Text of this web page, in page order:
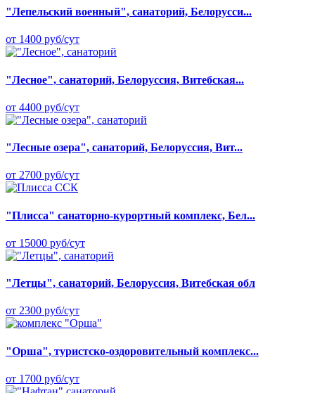
"Лепельский военный", санаторий, Белорусси...
от 1400 руб/сут
"Лесное", санаторий, Белоруссия, Витебская...
от 4400 руб/сут
"Лесные озера", санаторий, Белоруссия, Вит...
от 2700 руб/сут
"Плисса" санаторно-курортный комплекс, Бел...
от 15000 руб/сут
"Летцы", санаторий, Белоруссия, Витебская обл
от 2300 руб/сут
"Орша", туристско-оздоровительный комплекс...
от 1700 руб/сут